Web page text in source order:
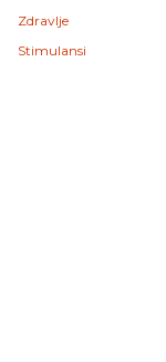
Zdravlje
Stimulansi